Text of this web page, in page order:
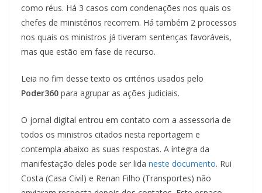
como réus. Há 3 casos com condenações nos quais os
chefes de ministérios recorrem. Há também 2 processos
nos quais os ministros já tiveram sentenças favoráveis,
mas que estão em fase de recurso.
Leia no fim desse texto os critérios usados pelo
Poder360 para agrupar as ações judiciais.
O jornal digital entrou em contato com a assessoria de
todos os ministros citados nesta reportagem e
contempla abaixo as suas respostas. A íntegra da
manifestação deles pode ser lida neste documento. Rui
Costa (Casa Civil) e Renan Filho (Transportes) não